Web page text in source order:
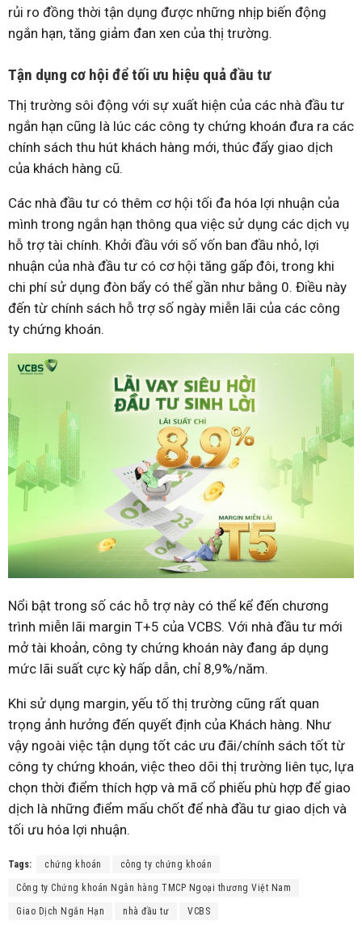
rủi ro đồng thời tận dụng được những nhịp biến động
ngắn hạn, tăng giảm đan xen của thị trường.
Tận dụng cơ hội để tối ưu hiệu quả đầu tư
Thị trường sôi động với sự xuất hiện của các nhà đầu tư
ngắn hạn cũng là lúc các công ty chứng khoán đưa ra các
chính sách thu hút khách hàng mới, thúc đẩy giao dịch
của khách hàng cũ.
Các nhà đầu tư có thêm cơ hội tối đa hóa lợi nhuận của
mình trong ngắn hạn thông qua việc sử dụng các dịch vụ
hỗ trợ tài chính. Khởi đầu với số vốn ban đầu nhỏ, lợi
nhuận của nhà đầu tư có cơ hội tăng gấp đôi, trong khi
chi phí sử dụng đòn bẩy có thể gần như bằng 0. Điều này
đến từ chính sách hỗ trợ số ngày miễn lãi của các công
ty chứng khoán.
Nổi bật trong số các hỗ trợ này có thể kể đến chương
trình miễn lãi margin T+5 của VCBS. Với nhà đầu tư mới
mở tài khoản, công ty chứng khoán này đang áp dụng
mức lãi suất cực kỳ hấp dẫn, chỉ 8,9%/năm.
Khi sử dụng margin, yếu tố thị trường cũng rất quan
trọng ảnh hưởng đến quyết định của Khách hàng. Như
vậy ngoài việc tận dụng tốt các ưu đãi/chính sách tốt từ
công ty chứng khoán, việc theo dõi thị trường liên tục, lựa
chọn thời điểm thích hợp và mã cổ phiếu phù hợp để giao
dịch là những điểm mấu chốt để nhà đầu tư giao dịch và
tối ưu hóa lợi nhuận.
Tags: chứng khoán công ty chứng khoán
Công ty Chứng khoán Ngân hàng TMCP Ngoại thương Việt Nam
Giao Dịch Ngắn Hạn nhà đầu tư VCBS